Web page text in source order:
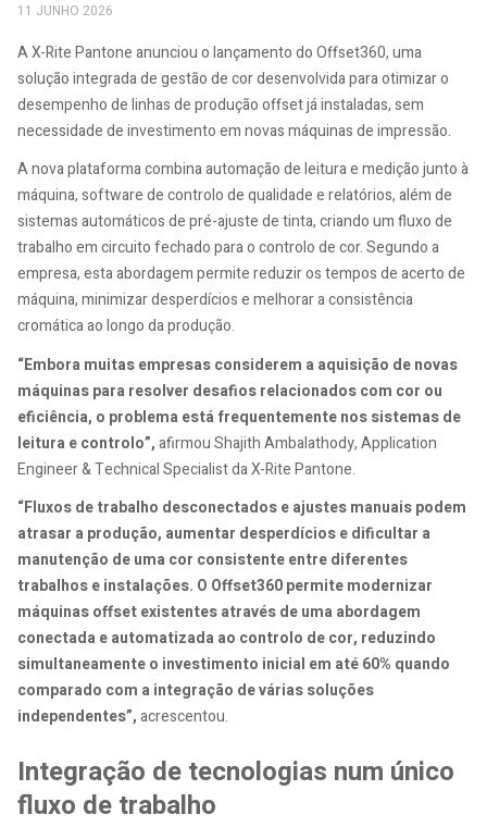
11 JUNHO 2026
A X-Rite Pantone anunciou o lançamento do Offset360, uma
solução integrada de gestão de cor desenvolvida para otimizar o
desempenho de linhas de produção offset já instaladas, sem
necessidade de investimento em novas máquinas de impressão.
A nova plataforma combina automação de leitura e medição junto à
máquina, software de controlo de qualidade e relatórios, além de
sistemas automáticos de pré-ajuste de tinta, criando um fluxo de
trabalho em circuito fechado para o controlo de cor. Segundo a
empresa, esta abordagem permite reduzir os tempos de acerto de
máquina, minimizar desperdícios e melhorar a consistência
cromática ao longo da produção.
“Embora muitas empresas considerem a aquisição de novas
máquinas para resolver desafios relacionados com cor ou
eficiência, o problema está frequentemente nos sistemas de
leitura e controlo”,afirmou Shajith Ambalathody, Application
Engineer & Technical Specialist da X-Rite Pantone.
“Fluxos de trabalho desconectados e ajustes manuais podem
atrasar a produção, aumentar desperdícios e dificultar a
manutenção de uma cor consistente entre diferentes
trabalhos e instalações. O Offset360 permite modernizar
máquinas offset existentes através de uma abordagem
conectada e automatizada ao controlo de cor, reduzindo
simultaneamente o investimento inicial em até 60% quando
comparado com a integração de várias soluções
independentes”,acrescentou.
Integração de tecnologias num único
fluxo de trabalho